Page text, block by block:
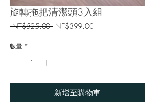
旋轉拖把清潔頭3入組
NT$525.00 一
格
NT$399.00促
數量 *
新增至購物車